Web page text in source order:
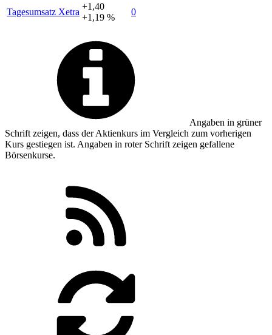
Tagesumsatz Xetra
+1,40
+1,19 %
0
Angaben in grüner
Schrift zeigen, dass der Aktienkurs im Vergleich zum vorherigen
Kurs gestiegen ist. Angaben in roterSchrift zeigen gefallene
Börsenkurse.